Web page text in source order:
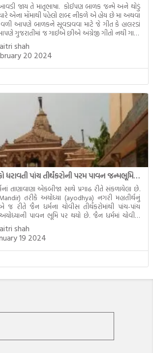
જાય તે માતૃભાષા. કોઈપણ બાળક જન્મે અને થોડું
એના મોંમાથી પહેલો શબ્દ નીકળે એ હોય છે મા અથવા
આપણે બાળકને સૂવડાવવા માટે જે ગીત કે હાલરડાં
ગુજરાતીમાં જ ગાઈએ છીએ અંગ્રેજી ગીતો નથી ગાતા.
shah
20 2024
ઓગણીસ કલ્યાણકો ધરાવતી પાંચ તીર્થંકરોની પરમ પાવન જન્મભૂમિ – અયોધ્યા (Ayodhya)
તાણાવાણા એકબીજા સાથે પ્રગાઢ રીતે સંકળાયેલા છે.
તરીકે અયોધ્યા (ayodhya) નગરી મહાતીર્થનું
રીતે જૈન ધર્મના ચોવીસ તીર્થંકરોમાંથી પાંચ-પાંચ
પાવન ભૂમિ પર થયો છે. જૈન ધર્મમાં ચોવીસ
તીર્થંકરોનાં કલ્યાણકો અહીં આવ્યાં છે. દરેક તીર્થંકરના
[…]shah
19 2024